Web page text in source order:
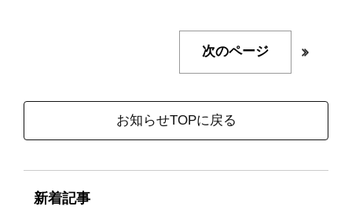
次のページ
お知らせTOPに戻る
新着記事